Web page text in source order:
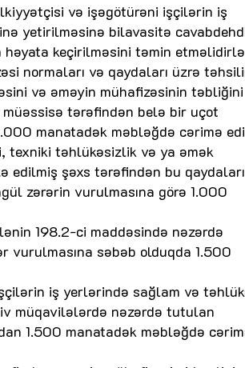
və işəgötürəni işçilərin iş
yetirilməsinə bilavasitə
keçirilməsini təmin
normaları və qaydaları üzrə
və əməyin mühafizəsinin təbliğini
tərəfindən belə bir uçot
manatadək məbləğdə cərimə
texniki təhlükəsizlik və ya əmək
edilmiş şəxs tərəfindən bu
zərərin vurulmasına görə 1.000
198.2-ci maddəsində nəzərdə
vurulmasına səbəb olduqda 1.500
iş yerlərində sağlam və
müqavilələrdə nəzərdə tutulan
1.500 manatadək məbləğdə